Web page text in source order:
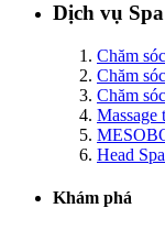
Dịch vụ Spa
Chăm
Chăm
Chăm
Massage
Head
Khám phá